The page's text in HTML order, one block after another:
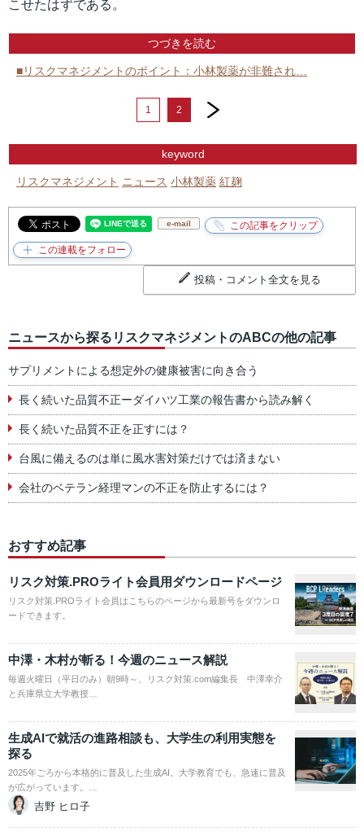
こせたはずである。
つづきを読む
■リスクマネジメントのポイント：小林製薬が非難され…
1 2
next
keyword
リスクマネジメント ニュース 小林製薬 紅麹
e-mail
投稿・コメント全文を見る
ニュースから探るリスクマネジメントのABCの他の記事
サプリメントによる想定外の健康被害に向き合う
長く続いた品質不正ーダイハツ工業の報告書から読み解く
長く続いた品質不正を正すには？
台風に備えるのは単に風水害対策だけでは済まない
会社のベテラン経理マンの不正を防止するには？
おすすめ記事
リスク対策.PROライト会員用ダウンロードページ
リスク対策.PROライト会員はこちらのページから最新号をダウンロ
ードできます。
中澤・木村が斬る！今週のニュース解説
毎週火曜日（平日のみ）朝9時～、リスク対策.com編集長 中澤幸介
と兵庫県立大学教授…
生成AIで就活の進路相談も、大学生の利用実態を
探る
2025年ごろから本格的に普及した生成AI。大学教育でも、急速に普及
が広がっています。…
吉野 ヒロ子